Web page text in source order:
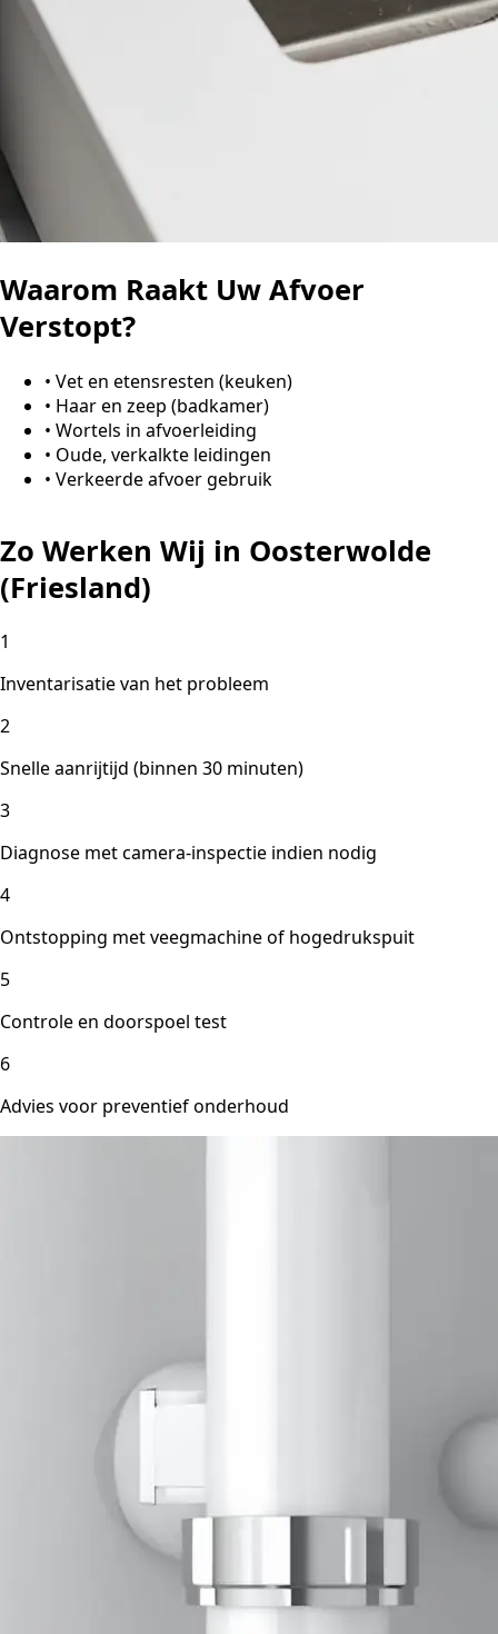
Waarom Raakt Uw Afvoer
Verstopt?
• Vet en etensresten (keuken)
• Haar en zeep (badkamer)
• Wortels in afvoerleiding
• Oude, verkalkte leidingen
• Verkeerde afvoer gebruik
Zo Werken Wij in Oosterwolde
(Friesland)
1
Inventarisatie van het probleem
2
Snelle aanrijtijd (binnen 30 minuten)
3
Diagnose met camera-inspectie indien nodig
4
Ontstopping met veegmachine of hogedrukspuit
5
Controle en doorspoel test
6
Advies voor preventief onderhoud